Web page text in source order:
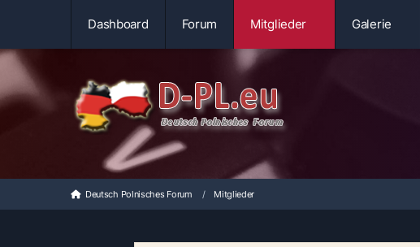
Dashboard Forum Mitglieder Galerie
Deutsch Polnisches Forum Mitglieder